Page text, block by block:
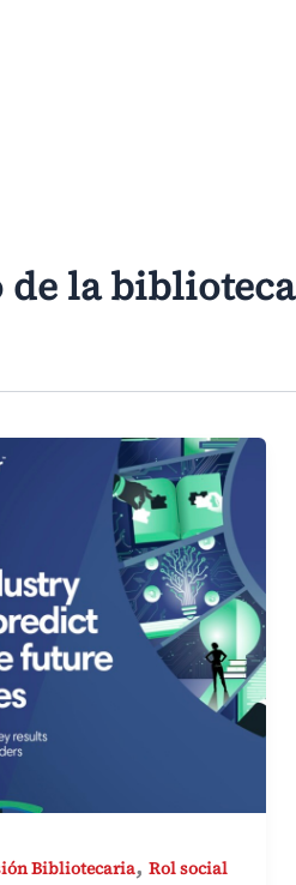
la biblioteca
Bibliotecaria, Rol social